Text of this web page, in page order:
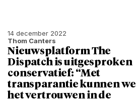
14 december 2022
Thom Canters
Nieuwsplatform The
Dispatch is uitgesproken
conservatief: “Met
transparantie kunnen we
het vertrouwen in de